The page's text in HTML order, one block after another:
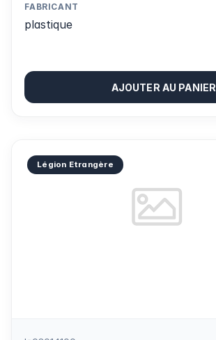
FABRICANT
plastique
AJOUTER AU PANIER
Légion Etrangère